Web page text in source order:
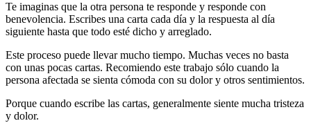
Te imaginas que la otra persona te responde y responde con
benevolencia. Escribes una carta cada día y la respuesta al día
siguiente hasta que todo esté dicho y arreglado.
Este proceso puede llevar mucho tiempo. Muchas veces no basta
con unas pocas cartas. Recomiendo este trabajo sólo cuando la
persona afectada se sienta cómoda con su dolor y otros sentimientos.
Porque cuando escribe las cartas, generalmente siente mucha tristeza
y dolor.